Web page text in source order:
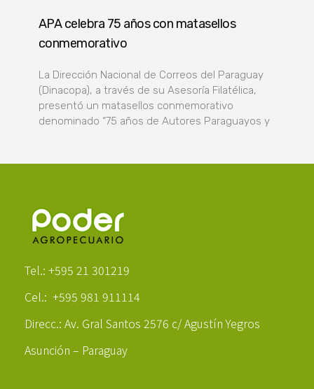
APA celebra 75 años con matasellos
conmemorativo
La Dirección Nacional de Correos del Paraguay
(Dinacopa), a través de su Asesoría Filatélica,
presentó un matasellos conmemorativo
denominado “75 años de Autores Paraguayos y
Tel.: +595 21 301219
Cel.: +595 981 911114
Direcc.: Av. Gral Santos 2576 c/ Agustín Yegros
Asunción – Paraguay